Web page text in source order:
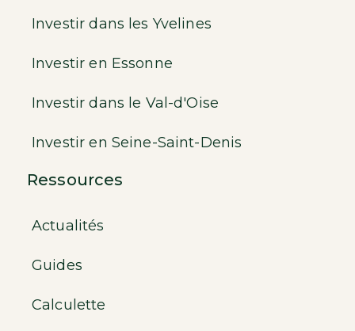
Investir dans les Yvelines
Investir en Essonne
Investir dans le Val-d'Oise
Investir en Seine-Saint-Denis
Ressources
Actualités
Guides
Calculette